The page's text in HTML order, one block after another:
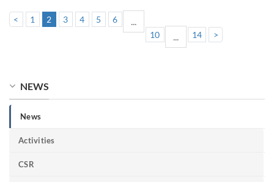
< 1 2 3 4 5 6 ...
10 ... 14 >
NEWS
News
Activities
CSR